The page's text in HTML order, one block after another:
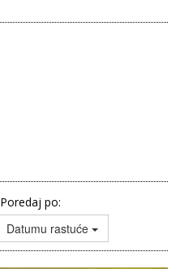
Poredaj po:
Datumu rastuće